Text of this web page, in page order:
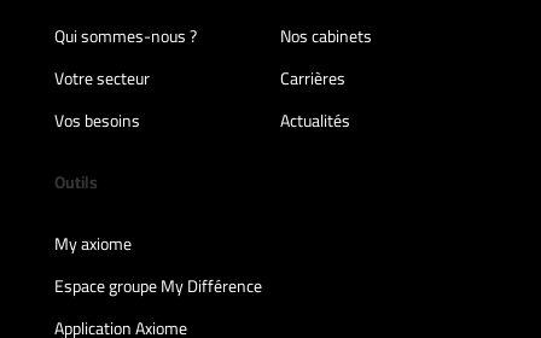
Qui sommes-nous ?
Nos cabinets
Votre secteur
Carrières
Vos besoins
Actualités
Outils
My axiome
Espace groupe My Différence
Application Axiome